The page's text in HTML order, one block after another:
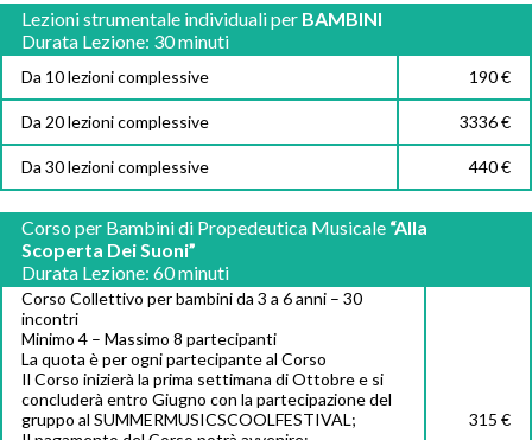
Lezioni strumentale individuali per BAMBINI
Durata Lezione: 30 minuti
Da 10 lezioni complessive 190 €
Da 20 lezioni complessive 3336 €
Da 30 lezioni complessive 440 €
Corso per Bambini di Propedeutica Musicale “Alla
Scoperta Dei Suoni”
Durata Lezione: 60 minuti
Corso Collettivo per bambini da 3 a 6 anni – 30
incontri
Minimo 4 – Massimo 8 partecipanti
La quota è per ogni partecipante al Corso
Il Corso inizierà la prima settimana di Ottobre e si
concluderà entro Giugno con la partecipazione del
gruppo al SUMMERMUSICSCOOLFESTIVAL;
315 €